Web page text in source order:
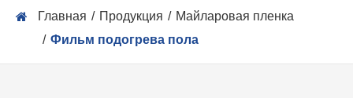
Главная Продукция
Майларовая пленка
Фильм подогрева пола